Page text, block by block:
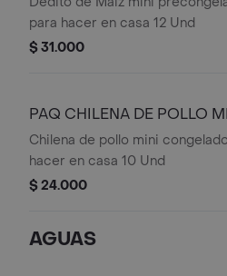
para hacer en casa 12 Und
$ 31.000
PAQ CHILENA DE POLLO
CONG X 10
Chilena de pollo mini
hacer en casa 10 Und
$ 24.000
AGUAS